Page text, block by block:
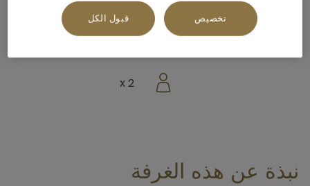
إطلالة على الشاطئ,إطلالة بانورامية,إطلالة جانبية
2 x
نبذة عن هذه الغرفة
تخصيص قبول الكل